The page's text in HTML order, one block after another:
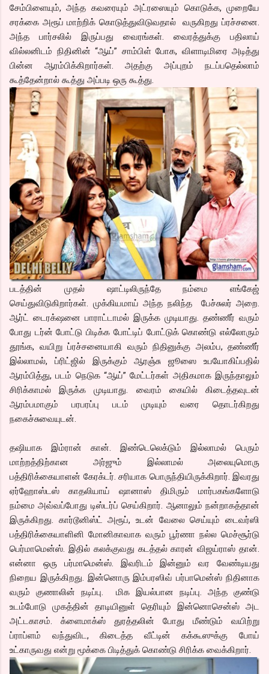
சேம்பிளையும், அந்த கவரையும் அட்ரஸையும் கொடுக்க, முறையே
சரக்கை அரூப் மாற்றிக் கொடுத்துவிடுவதால் வருகிறது ப்ரச்சனை.
அந்த பார்சலில் இருப்பது வைரங்கள். வைரத்துக்கு பதிலாய்
வில்லனிடம் நிதினின் “ஆய்” சாம்பிள் போக, விளாடிமிரை அடித்து
பின்ன ஆரம்பிக்கிறார்கள். அதற்கு அப்புறம் நடப்பதெல்லாம்
கூத்தேன்றால் கூத்து அப்படி ஒரு கூத்து.
படத்தின் முதல் ஷாட்டிலிருந்தே நம்மை எங்கேஜ்
செய்துவிடுகிறார்கள். முக்கியமாய் அந்த நலிந்த பேச்சுலர் அறை.
ஆர்ட் டைரக்‌ஷனை பாராட்டாமல் இருக்க முடியாது. தண்ணீர் வரும்
போது டர்ன் போட்டு பிடிக்க போட்டிப் போட்டுக் கொண்டு எல்லோரும்
தூங்க, வயிறு ப்ரச்சனையாகி வரும் நிதினுக்கு அலம்ப, தண்ணீர்
இல்லாமல், ப்ரிட்ஜில் இருக்கும் ஆரஞ்சு ஜூஸை உபயோகிப்பதில்
ஆரம்பித்து, படம் நெடுக “ஆய்” மேட்டர்கள் அதிகமாக இருந்தாலும்
சிரிக்காமல் இருக்க முடியாது. வைரம் கையில் கிடைத்தவுடன்
ஆரம்பமாகும் பரபரப்பு படம் முடியும் வரை தொடர்கிறது
நகைச்சுவையுடன்.
தஷியாக இம்ரான் கான். இண்டெலெக்டும் இல்லாமல் பெரும்
மாற்றத்திற்கான அர்ஜும் இல்லாமல் அலையுமொரு
பத்திரிக்கையாளன் கேரக்டர். சரியாக பொருந்தியிருக்கிறார். இவரது
ஏர்ஹோஸ்டஸ் காதலியாய் ஷானாஸ் திமிரும் மார்பகங்களோடு
நம்மை அவ்வப்போது டிஸ்டர்ப் செய்கிறார். ஆனாலும் நன்றாகத்தான்
இருக்கிறது. கார்டூனிஸ்ட் அரூப், உடன் வேலை செய்யும் டைவர்ஸி
பத்திரிக்கையாளினி மோனிகாவாக வரும் பூர்ணா நல்ல மெச்சூர்டு
பெர்மாமென்ஸ். இதில் கலக்குவது கடத்தல் காரன் விஜய்ராஸ் தான்.
என்னா ஒரு பர்மாமென்ஸ். இவரிடம் இன்னும் வர வேண்டியது
நிறைய இருக்கிறது. இன்னொரு இம்பரஸிவ் பர்பாமென்ஸ் நிதினாக
வரும் குணாலின் நடிப்பு. மிக இயல்பான நடிப்பு. அந்த குண்டு
உடம்போடு முகத்தின் தாடியினுள் தெரியும் இன்னொசென்ஸ் அட
அட்டகாசம். க்ளைமாக்ஸ் துரத்தலின் போது மீண்டும் வயிற்று
ப்ராப்ளம் வந்துவிட, கிடைத்த வீட்டின் கக்கூஸுக்கு போய்
உட்காருவது என்று மூக்கை பிடித்துக் கொண்டு சிரிக்க வைக்கிறார்.